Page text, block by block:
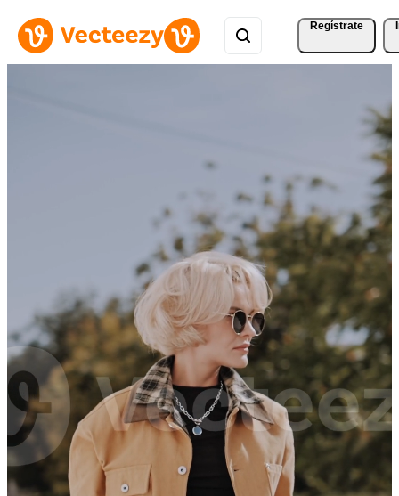
Regístrate